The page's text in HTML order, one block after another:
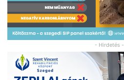
- Hirdetés -